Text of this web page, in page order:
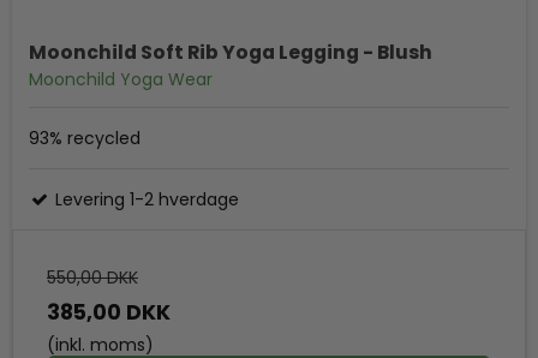
Moonchild Soft Rib Yoga Legging - Blush
Moonchild Yoga Wear
93% recycled
Levering 1-2 hverdage
550,00 DKK
385,00 DKK
(inkl. moms)